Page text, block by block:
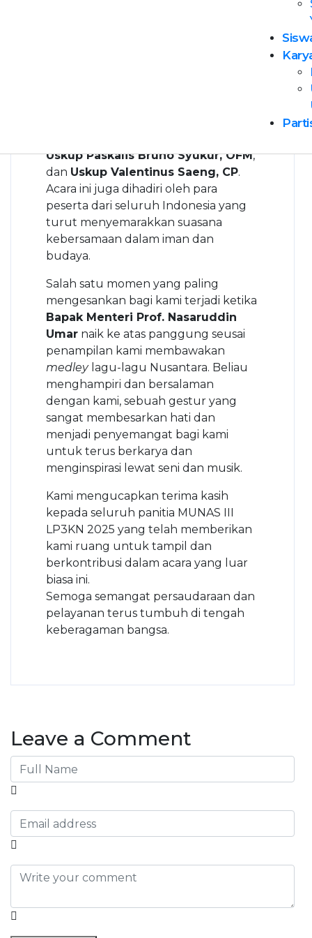
Uskup Paskalis Bruno Syukur, OFM,
dan Uskup Valentinus Saeng, CP.
Acara ini juga dihadiri oleh para
peserta dari seluruh Indonesia yang
turut menyemarakkan suasana
kebersamaan dalam iman dan
budaya.
Salah satu momen yang paling
mengesankan bagi kami terjadi ketika
Bapak Menteri Prof. Nasaruddin
Umar naik ke atas panggung seusai
penampilan kami membawakan
medleylagu-lagu Nusantara. Beliau
menghampiri dan bersalaman
dengan kami, sebuah gestur yang
sangat membesarkan hati dan
menjadi penyemangat bagi kami
untuk terus berkarya dan
menginspirasi lewat seni dan musik.
Kami mengucapkan terima kasih
kepada seluruh panitia MUNAS III
LP3KN 2025 yang telah memberikan
kami ruang untuk tampil dan
berkontribusi dalam acara yang luar
biasa ini.
Semoga semangat persaudaraan dan
pelayanan terus tumbuh di tengah
keberagaman bangsa.
Leave a Comment